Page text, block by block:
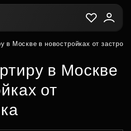
в Москве в новостройках от
в Москве
от